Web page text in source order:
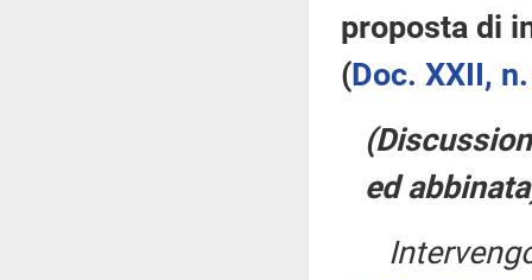
proposta di
(Doc. XXII,
ed